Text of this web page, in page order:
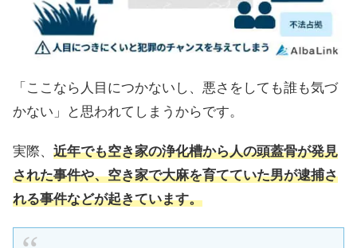
「ここなら人目につかないし、悪さをしても誰も気づ
かない」と思われてしまうからです。
実際、 近年でも空き家の浄化槽から人の頭蓋骨が発見
された事件や、空き家で大麻を育てていた男が逮捕さ
れる事件などが起きています。